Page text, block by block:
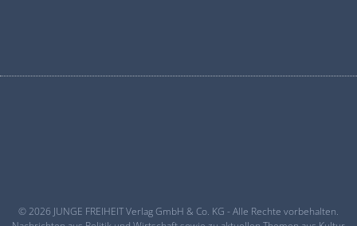
© 2026 JUNGE FREIHEIT Verlag GmbH & Co. KG - Alle Rechte vorbehalten.